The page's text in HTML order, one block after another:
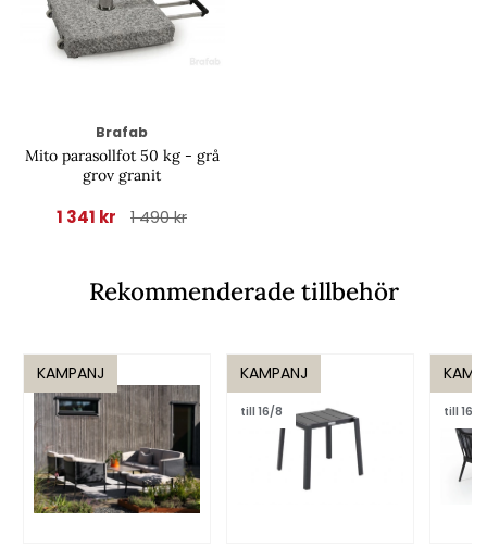
Brafab
Mito parasollfot 50 kg - grå
grov granit
1 341 kr 1 490 kr
Rekommenderade tillbehör
KAMPANJ KAMPANJ
till 16/8 till 16/8